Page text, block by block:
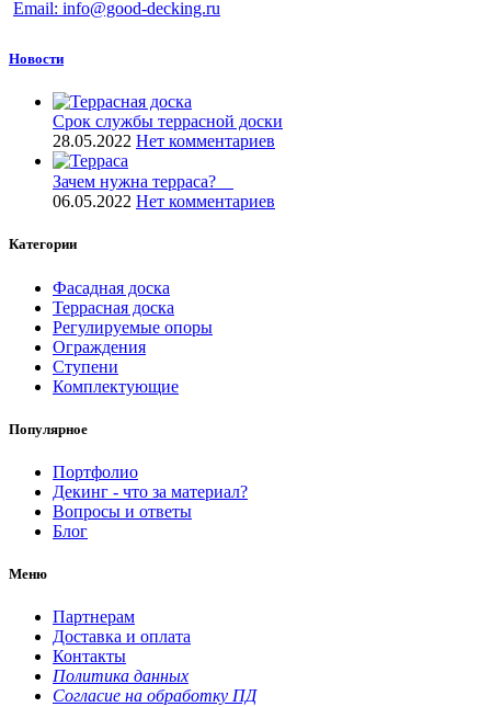
Email: info@good-decking.ru
Новости
Срок службы террасной доски
28.05.2022 Нет комментариев
Зачем нужна терраса? ⠀
06.05.2022 Нет комментариев
Категории
Фасадная доска
Террасная доска
Регулируемые опоры
Ограждения
Ступени
Комплектующие
Популярное
Портфолио
Декинг - что за материал?
Вопросы и ответы
Блог
Меню
Партнерам
Доставка и оплата
Контакты
Политика данных
Согласие на обработку ПД